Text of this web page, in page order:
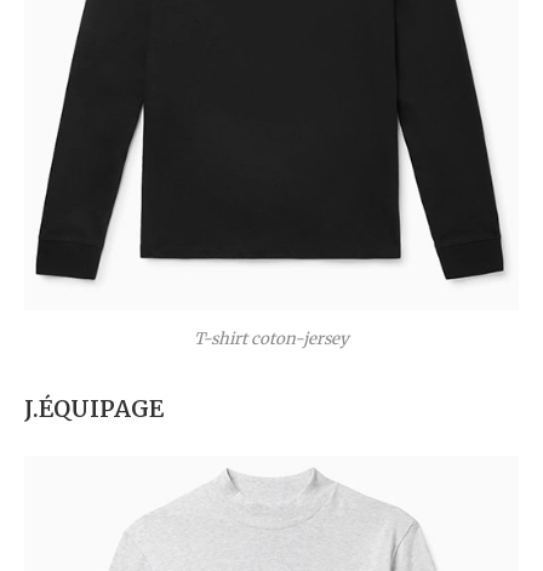
T-shirt coton-jersey
J.ÉQUIPAGE